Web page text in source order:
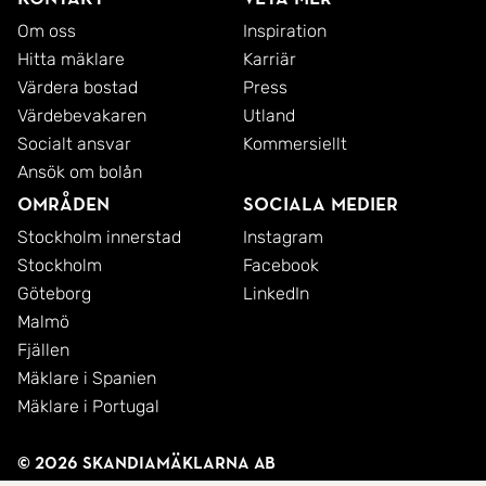
200 kvm villa med sjöutsikt ? naturnära läge nära
centrala Stockholm.
Ett hem för dig som vill byta innerstadens
lägenhet mot ett liv vid sjön.
Varmt välkommen på visning.
Om oss
Hitta mäklare
Värdera bostad
Värdebevakaren
Socialt ansvar
Ansök om bolån
Inspiration
Karriär
Press
Utland
Kommersiellt
Områden
Stockholm innerstad
Stockholm
Göteborg
Malmö
Fjällen
Mäklare i Spanien
Mäklare i Portugal
Sociala medier
Instagram
Facebook
LinkedIn
© 2026 SkandiaMäklarna AB